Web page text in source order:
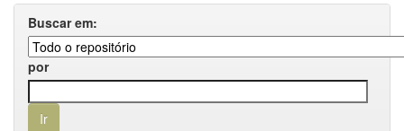
Buscar em:
por